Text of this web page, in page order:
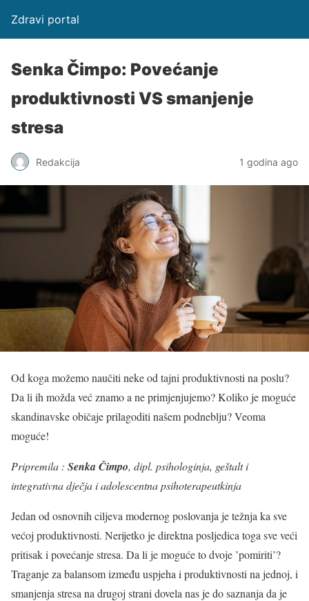
Zdravi portal
Senka Čimpo: Povećanje
produktivnosti VS smanjenje
stresa
Redakcija 1 godina ago
Od koga možemo naučiti neke od tajni produktivnosti na poslu?
Da li ih možda već znamo a ne primjenjujemo? Koliko je moguće
skandinavske običaje prilagoditi našem podneblju? Veoma
moguće!
Pripremila : Senka Čimpo, dipl. psihologinja, geštalt i
integrativna dječja i adolescentna psihoterapeutkinja
Jedan od osnovnih ciljeva modernog poslovanja je težnja ka sve
većoj produktivnosti. Nerijetko je direktna posljedica toga sve veći
pritisak i povećanje stresa. Da li je moguće to dvoje ’pomiriti’?
Traganje za balansom između uspjeha i produktivnosti na jednoj, i
smanjenja stresa na drugoj strani dovela nas je do saznanja da je